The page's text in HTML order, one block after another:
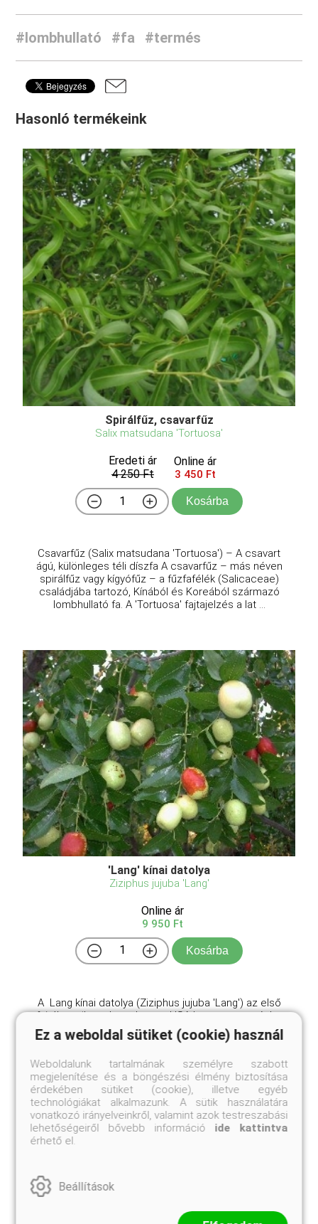
#lombhullató #fa #termés
Hasonló termékeink
Spirálfűz, csavarfűz
Salix matsudana 'Tortuosa'
Eredeti ár
4 250 Ft
Online ár
3 450 Ft
Kosárba
Csavarfűz (Salix matsudana 'Tortuosa') – A csavart
ágú, különleges téli díszfa A csavarfűz – más néven
spirálfűz vagy kígyófűz – a fűzfafélék (Salicaceae)
családjába tartozó, Kínából és Koreából származó
lombhullató fa. A 'Tortuosa' fajtajelzés a lat ...
'Lang' kínai datolya
Ziziphus jujuba 'Lang'
Online ár
9 950 Ft
Kosárba
A Lang kínai datolya (Ziziphus jujuba 'Lang') az első
fajták egyike volt, melyet az USA-ban termesztésbe
vontak. Termése nagy méretű, gömbölyded, vagy
körte alakú, teljes színeződés után a legjobb.
...
Ez a weboldal sütiket (cookie) használ
Weboldalunk tartalmának személyre szabott
megjelenítése és a böngészési élmény biztosítása
érdekében sütiket (cookie), illetve egyéb
technológiákat alkalmazunk. A sütik használatára
vonatkozó irányelveinkről, valamint azok testreszabási
lehetőségeiről bővebb információ ide kattintva
érhető el.
Beállítások